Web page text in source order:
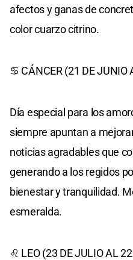
afectos y ganas de
color cuarzo citrino.
♋ CÁNCER (21 DE JUNIO
Día especial para los
siempre apuntan a
noticias agradables que
generando a los regidos
bienestar y tranquilidad.
esmeralda.
♌ LEO (23 DE JULIO AL